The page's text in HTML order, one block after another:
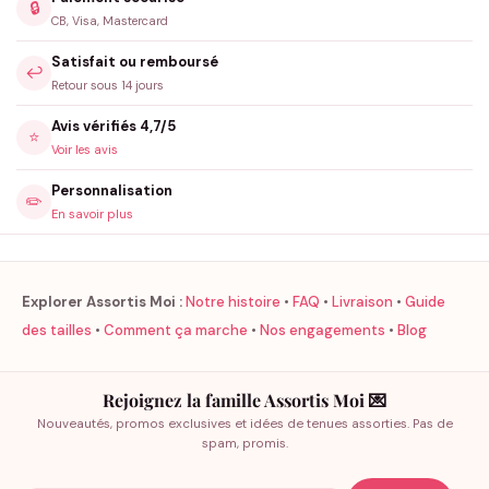
🔒
CB, Visa, Mastercard
↩️
Satisfait ou remboursé
Retour sous 14 jours
⭐
Avis vérifiés 4,7/5
Voir les avis
✏️
Personnalisation
En savoir plus
Explorer Assortis Moi :Notre histoire • FAQ • Livraison • Guide
des tailles • Comment ça marche • Nos engagements • Blog
Rejoignez la famille Assortis Moi 💌
Nouveautés, promos exclusives et idées de tenues assorties. Pas de
spam, promis.